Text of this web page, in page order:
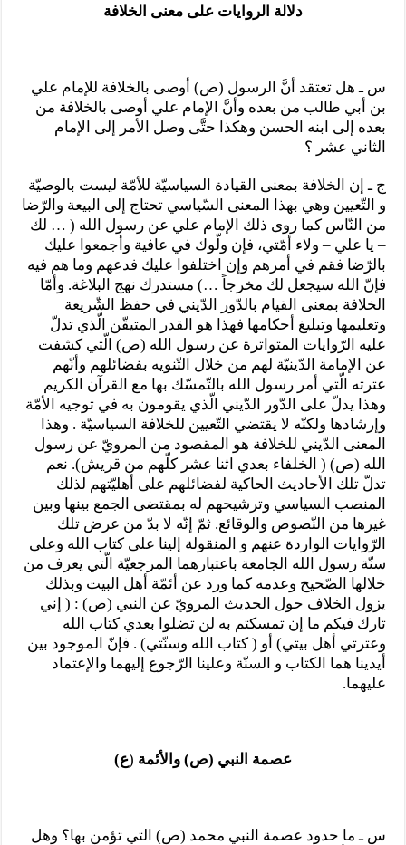
دلالة الروايات على معنى الخلافة
س ـ هل تعتقد أنَّ الرسول (ص) أوصى بالخلافة للإمام علي
بن أبي طالب من بعده وأنَّ الإمام علي أوصى بالخلافة من
بعده إلى ابنه الحسن وهكذا حتَّى وصل الأمر إلى الإمام
الثاني عشر ؟
ج ـ إن الخلافة بمعنى القيادة السياسيّة للأمّة ليست بالوصيّة
و التّعيين وهي بهذا المعنى السّياسي تحتاج إلى البيعة والرّضا
من النّاس كما روى ذلك الإمام علي عن رسول الله ( … لك
– يا علي – ولاء أمّتي، فإن ولّوك في عافية وأجمعوا عليك
بالرّضا فقم في أمرهم وإن اختلفوا عليك فدعهم وما هم فيه
فإنّ الله سيجعل لك مخرجاً …) مستدرك نهج البلاغة. وأمّا
الخلافة بمعنى القيام بالدّور الدّيني في حفظ الشّريعة
وتعليمها وتبليغ أحكامها فهذا هو القدر المتيقّن الّذي تدلّ
عليه الرّوايات المتواترة عن رسول الله (ص) الّتي كشفت
عن الإمامة الدّينيّة لهم من خلال التّنويه بفضائلهم وأنّهم
عترته الّتي أمر رسول الله بالتّمسّك بها مع القرآن الكريم
وهذا يدلّ على الدّور الدّيني الّذي يقومون به في توجيه الأمّة
وإرشادها ولكنّه لا يقتضي التّعيين للخلافة السياسيّة . وهذا
المعنى الدّيني للخلافة هو المقصود من المرويّ عن رسول
الله (ص) ( الخلفاء بعدي اثنا عشر كلّهم من قريش). نعم
تدلّ تلك الأحاديث الحاكية لفضائلهم على أهليّتهم لذلك
المنصب السياسي وترشيحهم له بمقتضى الجمع بينها وبين
غيرها من النّصوص والوقائع. ثمّ إنّه لا بدّ من عرض تلك
الرّوايات الواردة عنهم و المنقولة إلينا على كتاب الله وعلى
سنّة رسول الله الجامعة باعتبارهما المرجعيّة الّتي يعرف من
خلالها الصّحيح وعدمه كما ورد عن أئمّة أهل البيت وبذلك
يزول الخلاف حول الحديث المرويّ عن النبي (ص) : ( إني
تارك فيكم ما إن تمسكتم به لن تضلوا بعدي كتاب الله
وعترتي أهل بيتي) أو ( كتاب الله وسنّتي) . فإنّ الموجود بين
أيدينا هما الكتاب و السنّة وعلينا الرّجوع إليهما والإعتماد
عليهما.
عصمة النبي (ص) والأئمة (ع(
س ـ ما حدود عصمة النبي محمد (ص) التي تؤمن بها؟ وهل